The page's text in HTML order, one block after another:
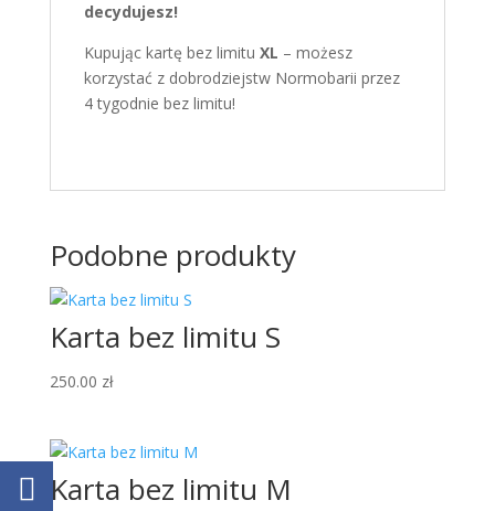
decydujesz!
Kupując kartę bez limitu XL – możesz
korzystać z dobrodziejstw Normobarii przez
4 tygodnie bez limitu!
Podobne produkty
Karta bez limitu S
250.00 zł
Karta bez limitu M